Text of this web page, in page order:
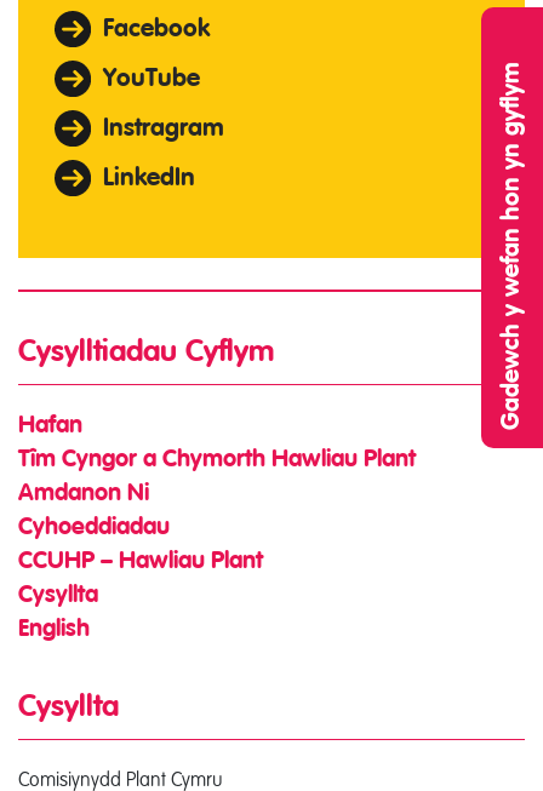
Gadewch y wefan hon yn gyflym
Facebook
YouTube
Instragram
LinkedIn
Cysylltiadau Cyflym
Hafan
Tîm Cyngor a Chymorth Hawliau Plant
Amdanon Ni
Cyhoeddiadau
CCUHP – Hawliau Plant
Cysyllta
English
Cysyllta
Comisiynydd Plant Cymru